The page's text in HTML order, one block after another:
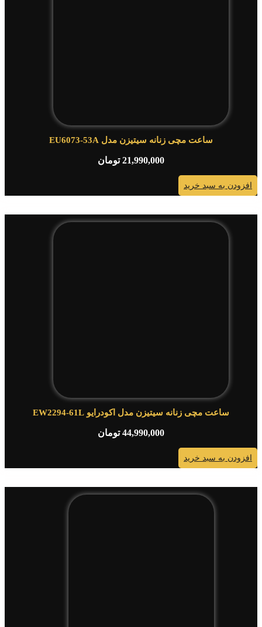
ساعت مچی زنانه سیتیزن مدل EU6073-53A
21,990,000 تومان
افزودن به سبد خرید
ساعت مچی زنانه سیتیزن مدل اکودرایو EW2294-61L
44,990,000 تومان
افزودن به سبد خرید